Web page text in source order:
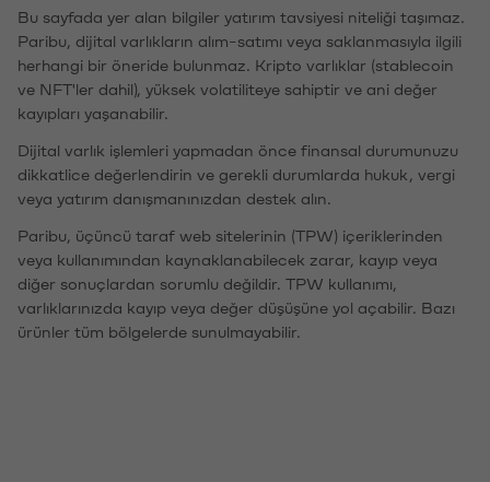
Bu sayfada yer alan bilgiler yatırım tavsiyesi niteliği taşımaz.
Paribu, dijital varlıkların alım-satımı veya saklanmasıyla ilgili
herhangi bir öneride bulunmaz. Kripto varlıklar (stablecoin
ve NFT'ler dahil), yüksek volatiliteye sahiptir ve ani değer
kayıpları yaşanabilir.
Dijital varlık işlemleri yapmadan önce finansal durumunuzu
dikkatlice değerlendirin ve gerekli durumlarda hukuk, vergi
veya yatırım danışmanınızdan destek alın.
Paribu, üçüncü taraf web sitelerinin (TPW) içeriklerinden
veya kullanımından kaynaklanabilecek zarar, kayıp veya
diğer sonuçlardan sorumlu değildir. TPW kullanımı,
varlıklarınızda kayıp veya değer düşüşüne yol açabilir. Bazı
ürünler tüm bölgelerde sunulmayabilir.